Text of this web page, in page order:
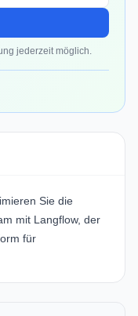
jederzeit möglich.
Sie die
mit Langflow, der
für